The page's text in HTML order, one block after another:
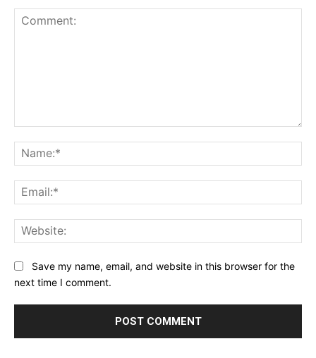
Save my name, email, and website in this browser for the
next time I comment.